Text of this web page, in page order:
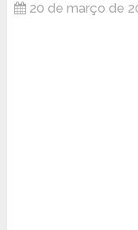
20 de março de